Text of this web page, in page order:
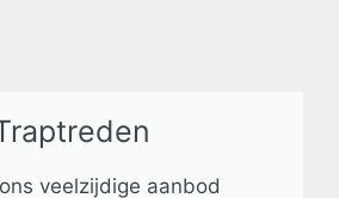
veelzijdige aanbod